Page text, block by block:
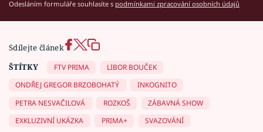
Odesláním formuláře souhlasíte s podmínkami zpracování osobních údajů
Sdílejte článek
ŠTÍTKY
FTV PRIMA
LIBOR BOUČEK
ONDŘEJ GREGOR BRZOBOHATÝ
INKOGNITO
PETRA NESVAČILOVÁ
ROZKOŠ
ZÁBAVNÁ SHOW
EXKLUZIVNÍ UKÁZKA
PRIMA+
SVAZOVÁNÍ